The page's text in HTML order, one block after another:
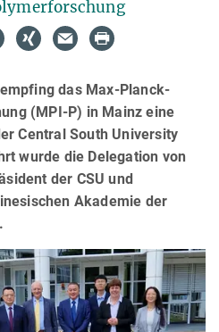
das Max-Planck-
(MPI-P) in Mainz eine
Central South University
wurde die Delegation von
der CSU und
Akademie der